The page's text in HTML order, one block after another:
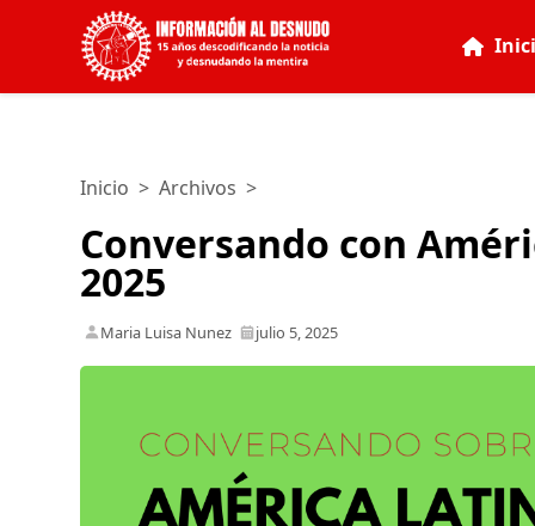
Inicio >Archivos >
Conversando con
2025
Maria Luisa Nunez julio 5, 2025